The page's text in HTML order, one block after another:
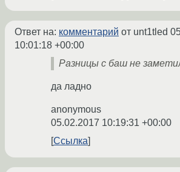
Ответ на: комментарий от unt1tled
10:01:18 +00:00
Разницы с баш не
да ладно
anonymous
05.02.2017 10:19:31 +00:00
Ссылка